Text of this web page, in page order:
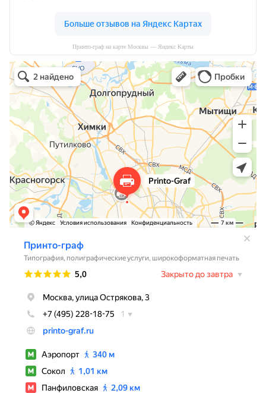
Принто-граф на карте Москвы — Яндекс Карты
Принто-граф